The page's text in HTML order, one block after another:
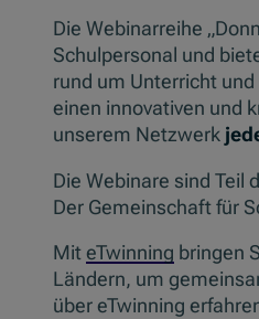
Die Webinarreihe
Schulpersonal und
rund um Unterricht
einen innovativen und
unserem Netzwerk
Die Webinare sind Teil
Der Gemeinschaft für
Mit eTwinning bringen
Ländern, um
über eTwinning